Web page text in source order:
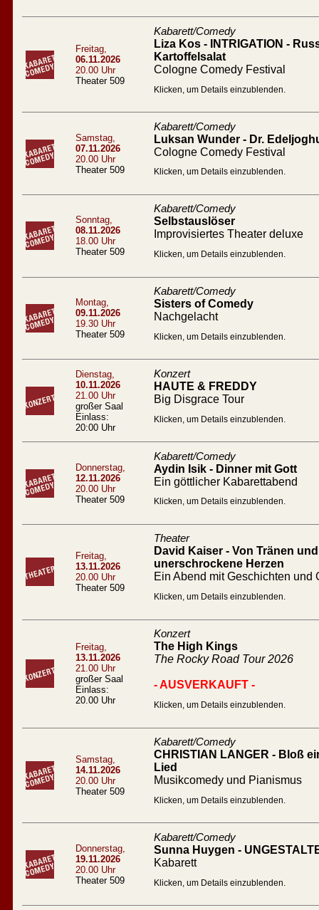
Freitag,
06.11.2026
20.00 Uhr
Theater 509
Kabarett/Comedy
Liza Kos - INTRIGATION -
Kartoffelsalat
Cologne Comedy Festival
Klicken, um Details einzublenden.
Samstag,
07.11.2026
20.00 Uhr
Theater 509
Kabarett/Comedy
Luksan Wunder - Dr.
Cologne Comedy Festival
Klicken, um Details einzublenden.
Sonntag,
08.11.2026
18.00 Uhr
Theater 509
Kabarett/Comedy
Selbstauslöser
Improvisiertes Theater deluxe
Klicken, um Details einzublenden.
Montag,
09.11.2026
19.30 Uhr
Theater 509
Kabarett/Comedy
Sisters of Comedy
Nachgelacht
Klicken, um Details einzublenden.
Dienstag,
10.11.2026
21.00 Uhr
großer Saal
Einlass:
20:00 Uhr
Konzert
HAUTE & FREDDY
Big Disgrace Tour
Klicken, um Details einzublenden.
Donnerstag,
12.11.2026
20.00 Uhr
Theater 509
Kabarett/Comedy
Aydin Isik - Dinner mit Gott
Ein göttlicher Kabarettabend
Klicken, um Details einzublenden.
Freitag,
13.11.2026
20.00 Uhr
Theater 509
Theater
David Kaiser - Von Tränen
unerschrockene Herzen
Ein Abend mit Geschichten und
Klicken, um Details einzublenden.
Freitag,
13.11.2026
21.00 Uhr
großer Saal
Einlass:
20.00 Uhr
Konzert
The High Kings
The Rocky Road Tour 2026
- AUSVERKAUFT -
Klicken, um Details einzublenden.
Samstag,
14.11.2026
20.00 Uhr
Theater 509
Kabarett/Comedy
CHRISTIAN LANGER - Bloß
Lied
Musikcomedy und Pianismus
Klicken, um Details einzublenden.
Donnerstag,
19.11.2026
20.00 Uhr
Theater 509
Kabarett/Comedy
Sunna Huygen -
Kabarett
Klicken, um Details einzublenden.